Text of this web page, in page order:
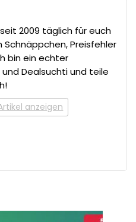
seit 2009 täglich für euch
Schnäppchen, Preisfehler
bin ein echter
Dealsuchti und teile
anzeigen